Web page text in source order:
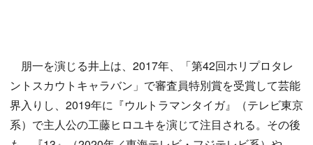
朋一を演じる井上は、2017年、「第42回ホリプロタレ
ントスカウトキャラバン」で審査員特別賞を受賞して芸能
界入りし、2019年に『ウルトラマンタイガ』（テレビ東京
系）で主人公の工藤ヒロユキを演じて注目される。その後